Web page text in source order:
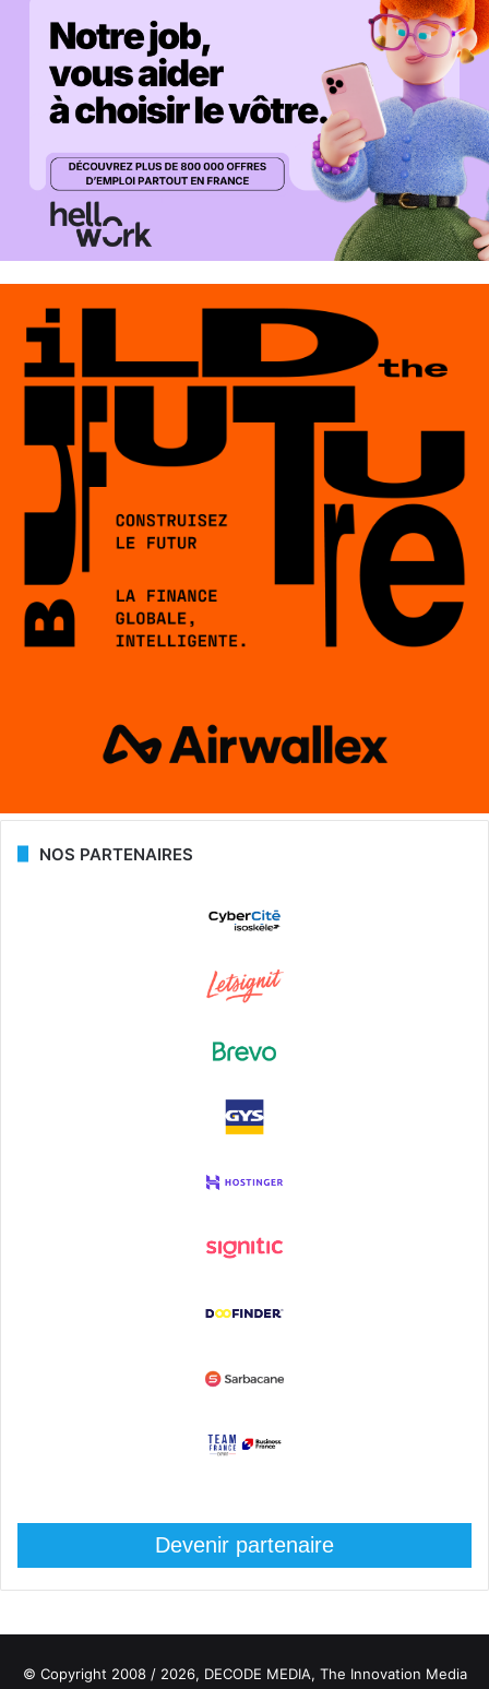
NOS PARTENAIRES
Devenir partenaire
© Copyright 2008 / 2026, DECODE MEDIA, The Innovation Media